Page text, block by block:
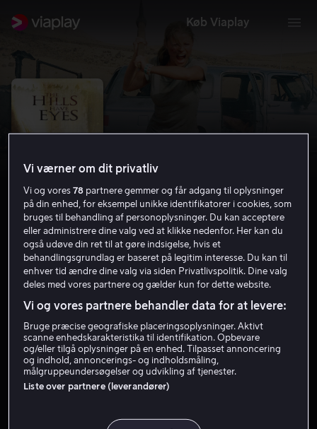
Køb Viaplay
The Hills Have Eyes
6.4 Thriller Gys 2006 1 t. 42 min
15 år
Lej 49 kr
Køb 139 kr
Den garvede Cleveland-strisser "Big Bob" Carter og
Den garvede Cleveland-strisser "Big Bob" Carter og
Vi værner om dit privatliv
Vi og vores78 partnere gemmer og får adgang til oplysninger
på din enhed, for eksempel unikke identifikatorer i cookies, som
bruges til behandling af personoplysninger. Du kan acceptere
eller administrere dine valg ved at klikke nedenfor. Her kan du
også udøve din ret til at gøre indsigelse, hvis et
behandlingsgrundlag er baseret på legitim interesse. Du kan til
enhver tid ændre dine valg via siden Privatlivspolitik. Dine valg
deles med vores partnere og gælder kun for dette website.
Vi og vores partnere behandler data for at levere:
Bruge præcise geografiske placeringsoplysninger. Aktivt
scanne enhedskarakteristika til identifikation. Opbevare
og/eller tilgå oplysninger på en enhed. Tilpasset annoncering
og indhold, annoncerings- og indholdsmåling,
målgruppeundersøgelser og udvikling af tjenester.
Liste over partnere (leverandører)